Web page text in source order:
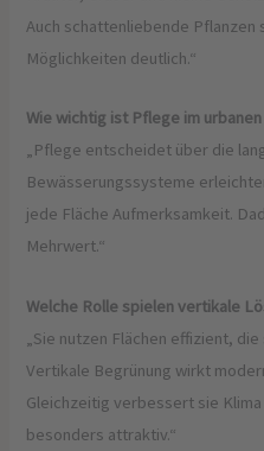
Auch schattenliebende
Möglichkeiten deutlich.“
Wie wichtig ist Pflege im
„Pflege entscheidet über die
Bewässerungssysteme
jede Fläche Aufmerksamkeit.
Mehrwert.“
Welche Rolle spielen vertikale
„Sie nutzen Flächen effizient,
Vertikale Begrünung wirkt
Gleichzeitig verbessert sie
besonders attraktiv.“